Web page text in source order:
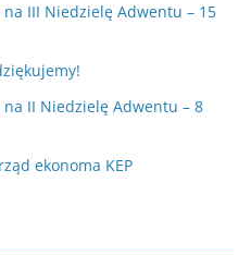
III Niedzielę Adwentu – 15
na II Niedzielę Adwentu – 8
ekonoma KEP